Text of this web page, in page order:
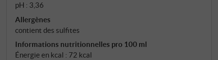
pH : 3,36
Allergènes
contient des sulfites
Informations nutritionnelles pro 100 ml
Énergie en kcal : 72 kcal